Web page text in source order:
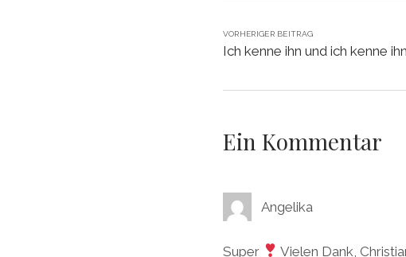
VORHERIGER BEITRAG
Ich kenne ihn und ich kenne
Ein Kommentar
Angelika
Super Vielen Dank,